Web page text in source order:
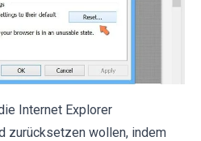
Internet Explorer
zurücksetzen wollen, indem